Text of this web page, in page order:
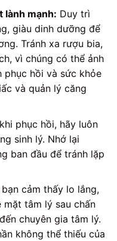
lành mạnh: Duy trì
giàu dinh dưỡng để
Tránh xa rượu bia,
vì chúng có thể ảnh
phục hồi và sức khỏe
và quản lý căng
phục hồi, hãy luôn
sinh lý. Nhớ lại
ban đầu để tránh lặp
bạn cảm thấy lo lắng,
mặt tâm lý sau chấn
chuyên gia tâm lý.
không thể thiếu của